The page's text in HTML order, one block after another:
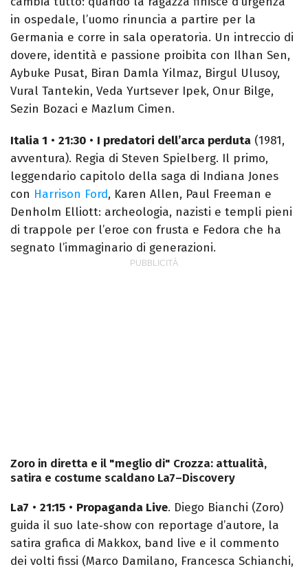
in ospedale, l’uomo rinuncia a partire per la
Germania e corre in sala operatoria. Un intreccio di
dovere, identità e passione proibita con Ilhan Sen,
Aybuke Pusat, Biran Damla Yilmaz, Birgul Ulusoy,
Vural Tantekin, Veda Yurtsever Ipek, Onur Bilge,
Sezin Bozaci e Mazlum Cimen.
Italia 1 • 21:30 • I predatori dell’arca perduta (1981,
avventura). Regia di Steven Spielberg. Il primo,
leggendario capitolo della saga di Indiana Jones
con Harrison Ford, Karen Allen, Paul Freeman e
Denholm Elliott: archeologia, nazisti e templi pieni
di trappole per l’eroe con frusta e Fedora che ha
segnato l’immaginario di generazioni.
Zoro in diretta e il "meglio di" Crozza: attualità,
satira e costume scaldano La7–Discovery
La7 • 21:15 • Propaganda Live. Diego Bianchi (Zoro)
guida il suo late‑show con reportage d’autore, la
satira grafica di Makkox, band live e il commento
dei volti fissi (Marco Damilano, Francesca Schianchi,